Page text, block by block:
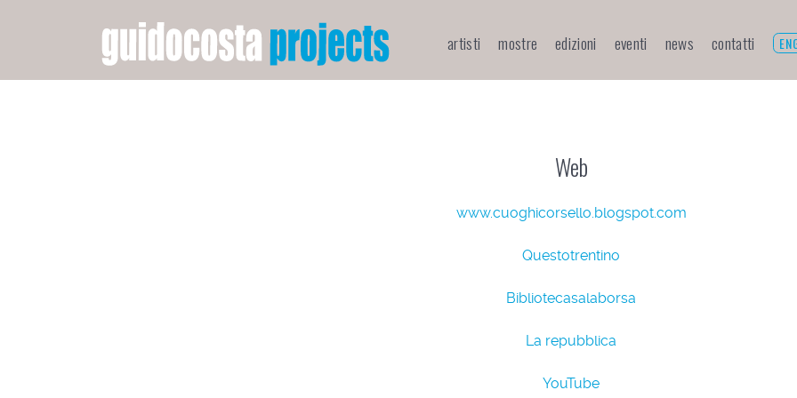
artisti mostre edizioni eventi news contatti
Web
www.cuoghicorsello.blogspot.com
Questotrentino
Bibliotecasalaborsa
La repubblica
YouTube